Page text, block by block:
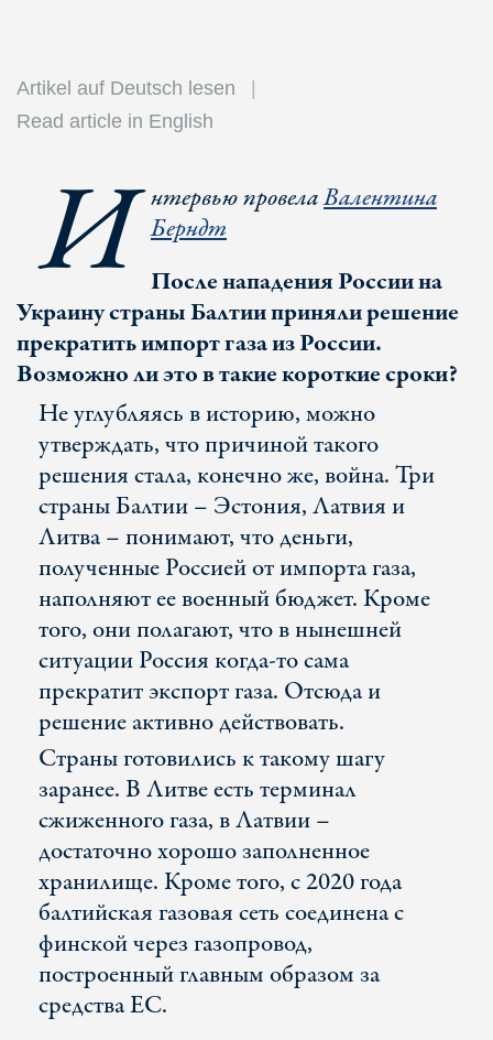
Artikel auf Deutsch lesen
Read article in English
И нтервью провелаВалентина
Берндт
После нападения России на
Украину страны Балтии приняли решение
прекратить импорт газа из России.
Возможно ли это в такие короткие сроки?
Не углубляясь в историю, можно
утверждать, что причиной такого
решения стала, конечно же, война. Три
страны Балтии – Эстония, Латвия и
Литва – понимают, что деньги,
полученные Россией от импорта газа,
наполняют ее военный бюджет. Кроме
того, они полагают, что в нынешней
ситуации Россия когда-то сама
прекратит экспорт газа. Отсюда и
решение активно действовать.
Страны готовились к такому шагу
заранее. В Литве есть терминал
сжиженного газа, в Латвии –
достаточно хорошо заполненное
хранилище. Кроме того, с 2020 года
балтийская газовая сеть соединена с
финской через газопровод,
построенный главным образом за
средства ЕС.